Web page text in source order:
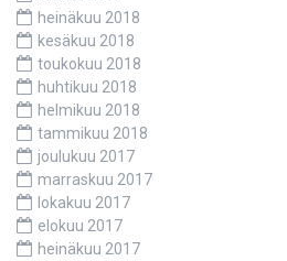
heinäkuu 2018
kesäkuu 2018
toukokuu 2018
huhtikuu 2018
helmikuu 2018
tammikuu 2018
joulukuu 2017
marraskuu 2017
lokakuu 2017
elokuu 2017
heinäkuu 2017